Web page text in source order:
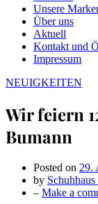
Unsere
Über uns
Aktuell
Kontakt und
Impressum
NEUIGKEITEN
Wir feiern
Bumann
Posted on 29.
by
– Make a